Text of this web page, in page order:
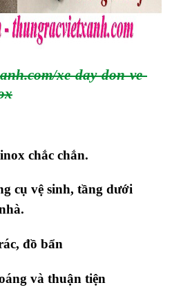
xe-day-don-ve-
chắc chắn.
cụ vệ sinh, tầng dưới
đồ bẩn
và thuận tiện